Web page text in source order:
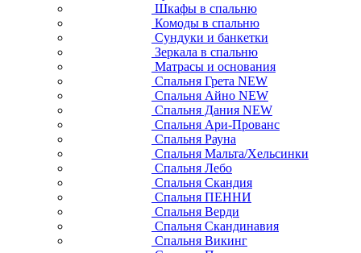
Шкафы в спальню
Комоды в спальню
Сундуки и банкетки
Зеркала в спальню
Матрасы и основания
Спальня Грета NEW
Спальня Айно NEW
Спальня Дания NEW
Спальня Ари-Прованс
Спальня Рауна
Спальня Мальта/Хельсинки
Спальня Лебо
Спальня Скандия
Спальня ПЕННИ
Спальня Верди
Спальня Скандинавия
Спальня Викинг